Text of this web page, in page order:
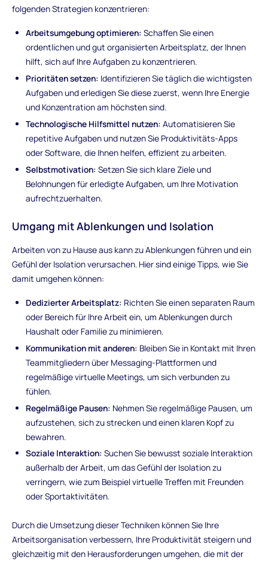
folgenden Strategien konzentrieren:
Arbeitsumgebung optimieren: Schaffen Sie einen
ordentlichen und gut organisierten Arbeitsplatz, der Ihnen
hilft, sich auf Ihre Aufgaben zu konzentrieren.
Prioritäten setzen: Identifizieren Sie täglich die wichtigsten
Aufgaben und erledigen Sie diese zuerst, wenn Ihre Energie
und Konzentration am höchsten sind.
Technologische Hilfsmittel nutzen: Automatisieren Sie
repetitive Aufgaben und nutzen Sie Produktivitäts-Apps
oder Software, die Ihnen helfen, effizient zu arbeiten.
Selbstmotivation: Setzen Sie sich klare Ziele und
Belohnungen für erledigte Aufgaben, um Ihre Motivation
aufrechtzuerhalten.
Umgang mit Ablenkungen und Isolation
Arbeiten von zu Hause aus kann zu Ablenkungen führen und ein
Gefühl der Isolation verursachen. Hier sind einige Tipps, wie Sie
damit umgehen können:
Dedizierter Arbeitsplatz: Richten Sie einen separaten Raum
oder Bereich für Ihre Arbeit ein, um Ablenkungen durch
Haushalt oder Familie zu minimieren.
Kommunikation mit anderen: Bleiben Sie in Kontakt mit Ihren
Teammitgliedern über Messaging-Plattformen und
regelmäßige virtuelle Meetings, um sich verbunden zu
fühlen.
Regelmäßige Pausen: Nehmen Sie regelmäßige Pausen, um
aufzustehen, sich zu strecken und einen klaren Kopf zu
bewahren.
Soziale Interaktion: Suchen Sie bewusst soziale Interaktion
außerhalb der Arbeit, um das Gefühl der Isolation zu
verringern, wie zum Beispiel virtuelle Treffen mit Freunden
oder Sportaktivitäten.
Durch die Umsetzung dieser Techniken können Sie Ihre
Arbeitsorganisation verbessern, Ihre Produktivität steigern und
gleichzeitig mit den Herausforderungen umgehen, die mit der